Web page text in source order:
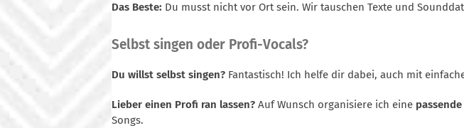
Das Beste: Du musst nicht vor Ort sein. Wir tauschen Texte und
Selbst singen oder Profi-Vocals?
Du willst selbst singen? Fantastisch! Ich helfe dir dabei, auch mit
Lieber einen Profi ran lassen? Auf Wunsch organisiere ich eine
Songs.